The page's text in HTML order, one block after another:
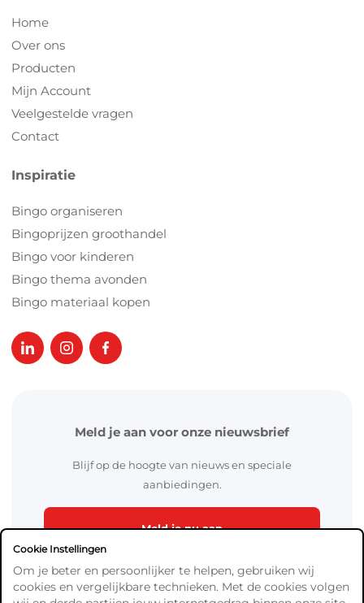
Home
Over ons
Producten
Mijn Account
Veelgestelde vragen
Contact
Inspiratie
Bingo organiseren
Bingoprijzen groothandel
Bingo voor kinderen
Bingo thema avonden
Bingo materiaal kopen
Meld je aan voor onze nieuwsbrief
Blijf op de hoogte van nieuws en speciale
aanbiedingen.
Meld je nu aan
Cookie Instellingen
Om je beter en persoonlijker te helpen, gebruiken wij
cookies en vergelijkbare technieken. Met de cookies volgen